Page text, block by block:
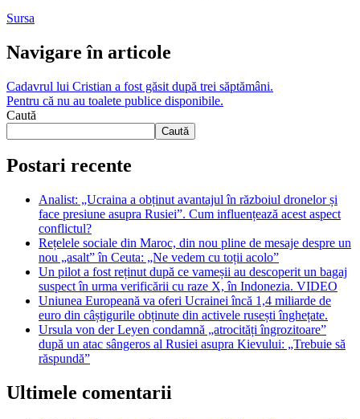
Sursa
Navigare în articole
Cadavrul lui Cristian a fost găsit după trei săptămâni.
Pentru că nu au toalete publice disponibile.
Caută
Caută
Postari recente
Analist: „Ucraina a obținut avantajul în războiul dronelor și
face presiune asupra Rusiei”. Cum influențează acest aspect
conflictul?
Rețelele sociale din Maroc, din nou pline de mesaje despre un
nou „asalt” în Ceuta: „Ne vedem cu toții acolo”
Un pilot a fost reținut după ce vameșii au descoperit un bagaj
suspect în urma verificării cu raze X, în Indonezia. VIDEO
Uniunea Europeană va oferi Ucrainei încă 1,4 miliarde de
euro din câștigurile obținute din activele rusești înghețate.
Ursula von der Leyen condamnă „atrocități îngrozitoare”
după un atac sângeros al Rusiei asupra Kievului: „Trebuie să
răspundă”
Ultimele comentarii